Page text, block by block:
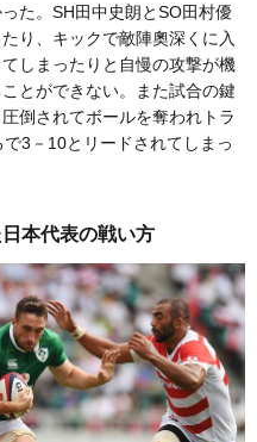
た。SH田中史朗とSO田村優
り、キックで敵陣奧深くに入
しまったりと自慢の攻撃が機
とができない。また試合の鍵
倒されてボールを奪われトラ
3－10とリードされてしまっ
本代表の戦い方